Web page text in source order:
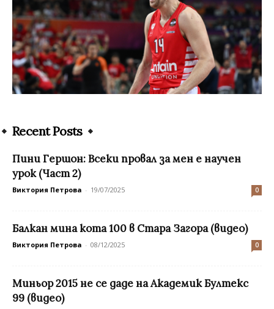
Recent Posts
Пини Гершон: Всеки провал за мен е научен
урок (Част 2)
Виктория Петрова - 19/07/2025 0
Балкан мина кота 100 в Стара Загора (видео)
Виктория Петрова - 08/12/2025 0
Миньор 2015 не се даде на Академик Бултекс
99 (видео)